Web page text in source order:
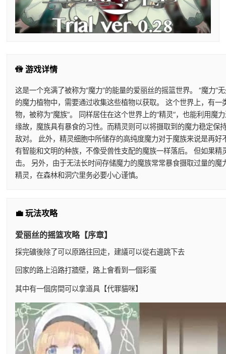
🚻 游戏详情
这是一个充满了被称为“魔力”的能量的爱丽丝的摇篮世界。 “魔力
的魔力植物中，需要通过收集这些植物以获取。 这个世界上，有
物，被称为“魔族”。 同样居住在这个世界上的“精灵”，也能利用
缘故，魔族具有暴食的习性。而精灵则可以将摄取到的魔力稳定
敌对。 此外，精灵细胞中所储存的高纯度魔力对于魔族来说是再
有智能和文明的种族，不像受兽性支配的魔族一样落后。 但如果
击。 另外，由于无法长时间存储魔力的魔族常常暴食摄取过量的
精灵，在森林和洞穴里务必要小心谨慎。
💼 玩法攻略
爱丽丝的摇篮攻略【序章】
採完礦後除了可以原路往回走，建議可以從右邊跳下去
回家的路上沿路打牆壁，路上會看到一個彩蛋
其中有一個房間可以拿道具【代罪貓咪】